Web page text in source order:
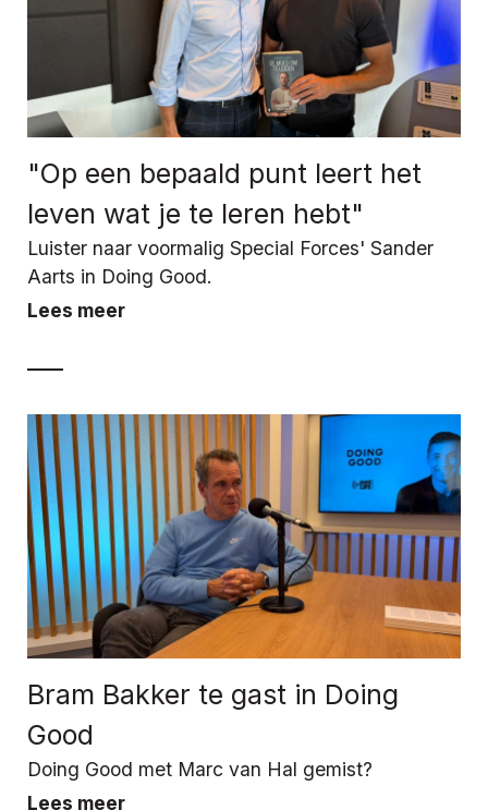
"Op een bepaald punt leert het
leven wat je te leren hebt"
Luister naar voormalig Special Forces' Sander
Aarts in Doing Good.
Lees meer
Bram Bakker te gast in Doing
Good
Doing Good met Marc van Hal gemist?
Lees meer